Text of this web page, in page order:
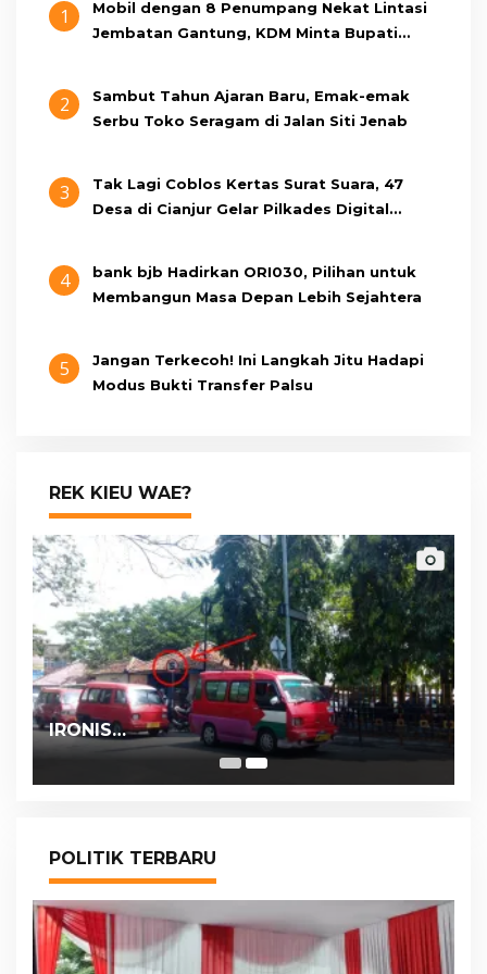
1
Mobil dengan 8 Penumpang Nekat Lintasi
Jembatan Gantung, KDM Minta Bupati
2
Sambut Tahun Ajaran Baru, Emak-emak
Serbu Toko Seragam di Jalan Siti Jenab
3
Tak Lagi Coblos Kertas Surat Suara, 47
Desa di Cianjur Gelar Pilkades Digital
4
bank bjb Hadirkan ORI030, Pilihan untuk
Membangun Masa Depan Lebih Sejahtera
5
Jangan Terkecoh! Ini Langkah Jitu Hadapi
Modus Bukti Transfer Palsu
REK KIEU WAE?
IRONIS…
POLITIK TERBARU